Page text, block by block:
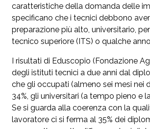
caratteristiche della domanda delle
specificano che i tecnici debbono
preparazione più alto, universitario,
tecnico superiore (ITS) o qualche
I risultati di Eduscopio (Fondazione
degli istituti tecnici a due anni dal
che gli occupati (almeno sei mesi nei
34%, gli universitari (a tempo pieno e
Se si guarda alla coerenza con la
lavoratore ci si ferma al 35% dei